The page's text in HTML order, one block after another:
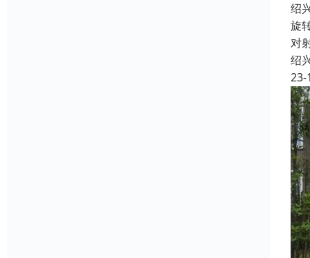
绍
旋
对
绍
23-